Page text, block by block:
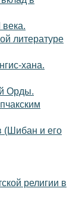
литературе
хана.
Орды.
(Шибан и его
религии в